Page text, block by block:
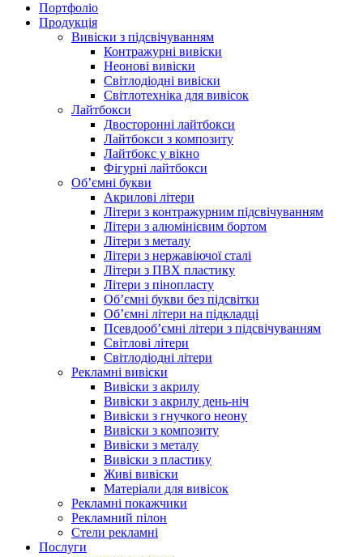
Портфоліо
Продукція
Вивіски з підсвічуванням
Контражурні вивіски
Неонові вивіски
Світлодіодні вивіски
Світлотехніка для вивісок
Лайтбокси
Двосторонні лайтбокси
Лайтбокси з композиту
Лайтбокс у вікно
Фігурні лайтбокси
Об’ємні букви
Акрилові літери
Літери з контражурним підсвічуванням
Літери з алюмінієвим бортом
Літери з металу
Літери з нержавіючої сталі
Літери з ПВХ пластику
Літери з пінопласту
Об’ємні букви без підсвітки
Об’ємні літери на підкладці
Псевдооб’ємні літери з підсвічуванням
Світлові літери
Світлодіодні літери
Рекламні вивіски
Вивіски з акрилу
Вивіски з акрилу день-ніч
Вивіски з гнучкого неону
Вивіски з композиту
Вивіски з металу
Вивіски з пластику
Живі вивіски
Матеріали для вивісок
Рекламні покажчики
Рекламний пілон
Стели рекламні
Послуги